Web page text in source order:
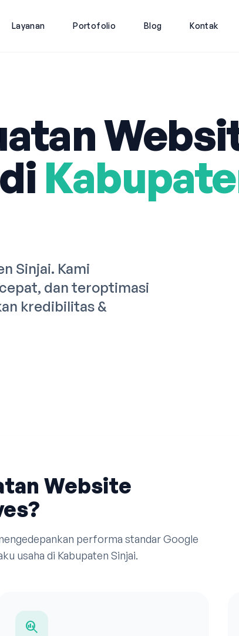
Layanan Portofolio Blog Kontak
Sinjai. Kami
dan teroptimasi
kredibilitas &
Website
performa standar Google
usaha di Kabupaten Sinjai.
search_insights